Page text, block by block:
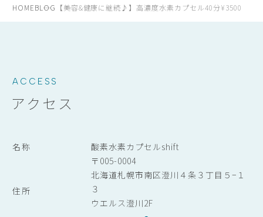
HOMEBLOG 【美容&健康に継続♪】高濃度水素カプセル40分¥3500
ACCESS
アクセス
名称 酸素水素カプセルshift
住所
〒005-0004
北海道札幌市南区澄川４条３丁目５−１
３
ウエルス澄川2F